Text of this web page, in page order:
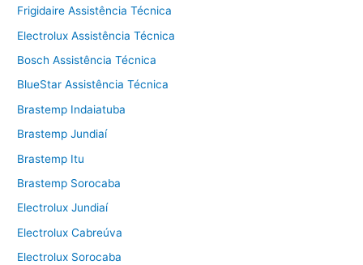
Frigidaire Assistência Técnica
Electrolux Assistência Técnica
Bosch Assistência Técnica
BlueStar Assistência Técnica
Brastemp Indaiatuba
Brastemp Jundiaí
Brastemp Itu
Brastemp Sorocaba
Electrolux Jundiaí
Electrolux Cabreúva
Electrolux Sorocaba